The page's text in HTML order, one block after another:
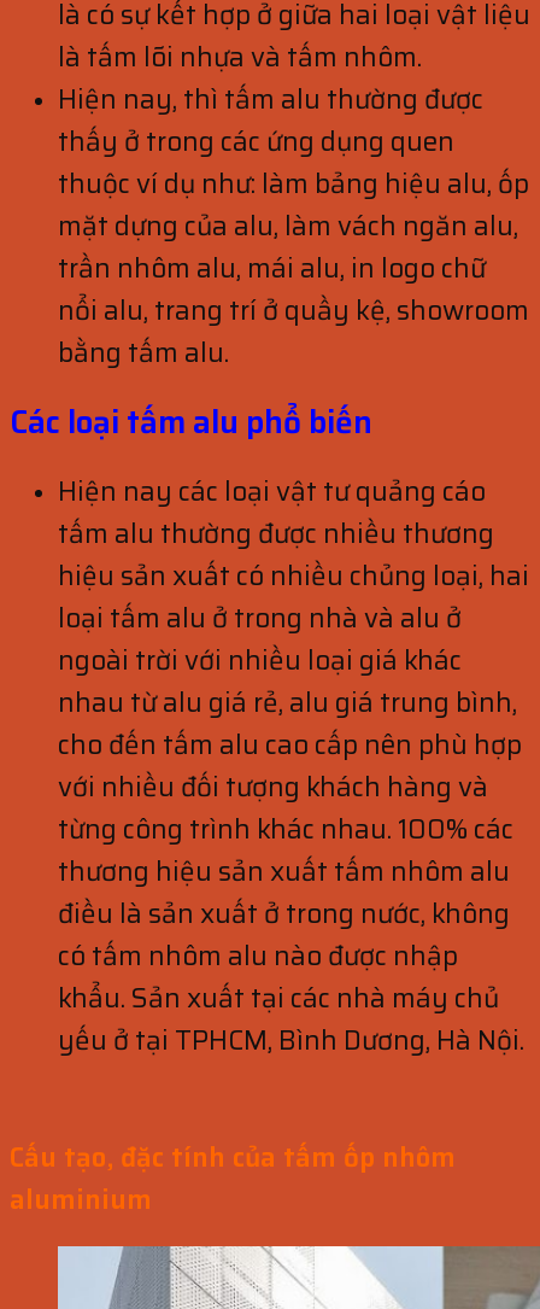
là có sự kết hợp ở giữa hai loại vật liệu
là tấm lõi nhựa và tấm nhôm.
Hiện nay, thì tấm alu thường được
thấy ở trong các ứng dụng quen
thuộc ví dụ như: làm bảng hiệu alu, ốp
mặt dựng của alu, làm vách ngăn alu,
trần nhôm alu, mái alu, in logo chữ
nổi alu, trang trí ở quầy kệ, showroom
bằng tấm alu.
Các loại tấm alu phổ biến
Hiện nay các loại vật tư quảng cáo
tấm alu thường được nhiều thương
hiệu sản xuất có nhiều chủng loại, hai
loại tấm alu ở trong nhà và alu ở
ngoài trời với nhiều loại giá khác
nhau từ alu giá rẻ, alu giá trung bình,
cho đến tấm alu cao cấp nên phù hợp
với nhiều đối tượng khách hàng và
từng công trình khác nhau. 100% các
thương hiệu sản xuất tấm nhôm alu
điều là sản xuất ở trong nước, không
có tấm nhôm alu nào được nhập
khẩu. Sản xuất tại các nhà máy chủ
yếu ở tại TPHCM, Bình Dương, Hà Nội.
Cấu tạo, đặc tính của tấm ốp nhôm
aluminium